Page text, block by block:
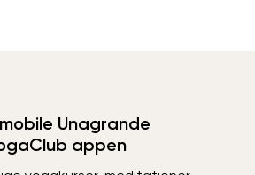
Unagrande
appen